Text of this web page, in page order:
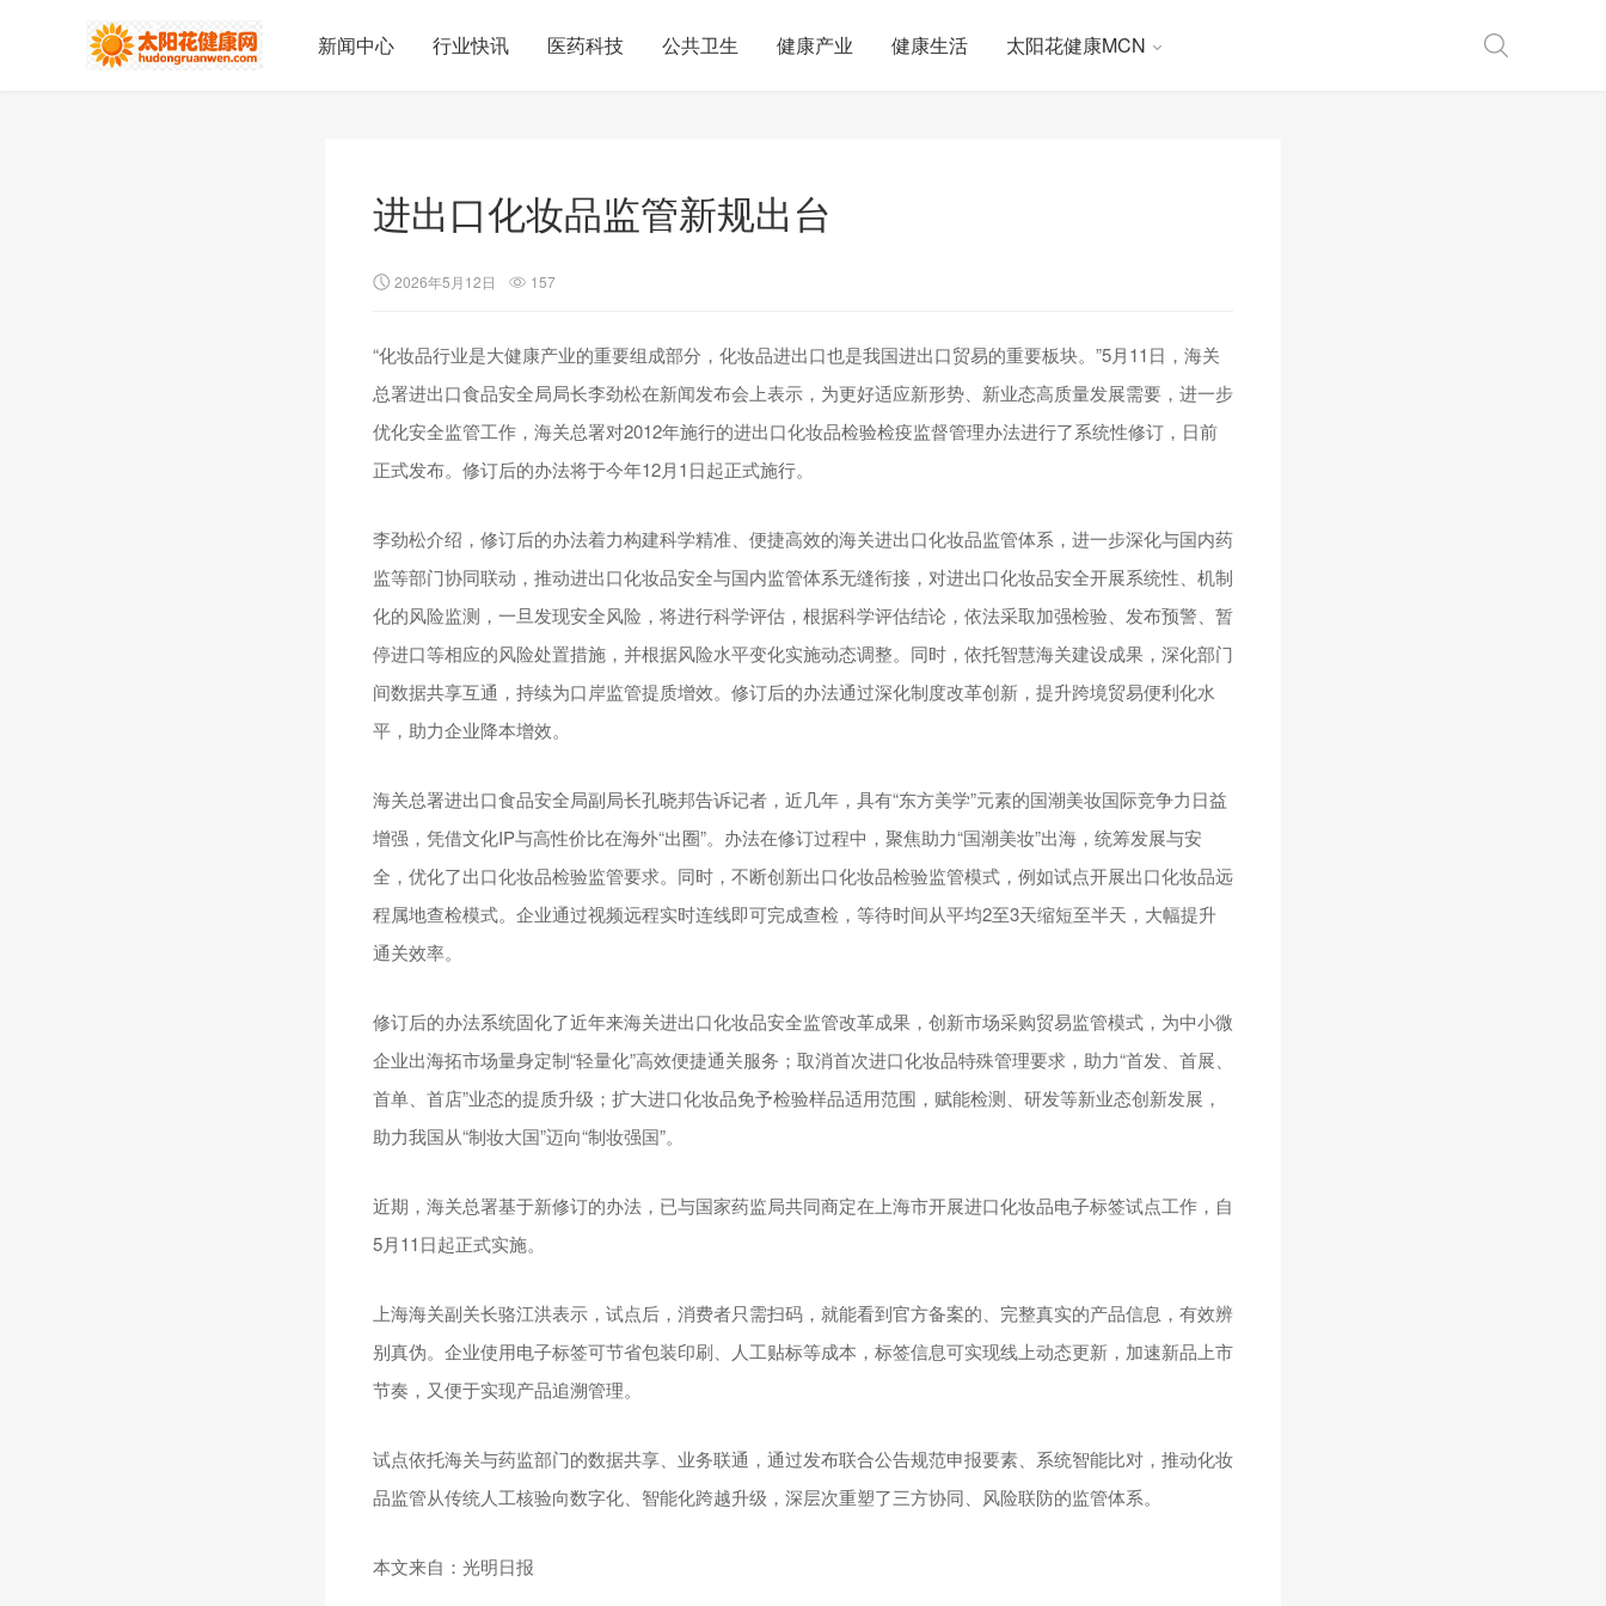
新闻中心 行业快讯 医药科技 公共卫生 健康产业 健康生活 太阳花健康MCN
进出口化妆品监管新规出台
2026年5月12日 157
“化妆品行业是大健康产业的重要组成部分，化妆品进出口也是我国进出口贸易的重要板块。”5月11日，海关
总署进出口食品安全局局长李劲松在新闻发布会上表示，为更好适应新形势、新业态高质量发展需要，进一步
优化安全监管工作，海关总署对2012年施行的进出口化妆品检验检疫监督管理办法进行了系统性修订，日前
正式发布。修订后的办法将于今年12月1日起正式施行。
李劲松介绍，修订后的办法着力构建科学精准、便捷高效的海关进出口化妆品监管体系，进一步深化与国内药
监等部门协同联动，推动进出口化妆品安全与国内监管体系无缝衔接，对进出口化妆品安全开展系统性、机制
化的风险监测，一旦发现安全风险，将进行科学评估，根据科学评估结论，依法采取加强检验、发布预警、暂
停进口等相应的风险处置措施，并根据风险水平变化实施动态调整。同时，依托智慧海关建设成果，深化部门
间数据共享互通，持续为口岸监管提质增效。修订后的办法通过深化制度改革创新，提升跨境贸易便利化水
平，助力企业降本增效。
海关总署进出口食品安全局副局长孔晓邦告诉记者，近几年，具有“东方美学”元素的国潮美妆国际竞争力日益
增强，凭借文化IP与高性价比在海外“出圈”。办法在修订过程中，聚焦助力“国潮美妆”出海，统筹发展与安
全，优化了出口化妆品检验监管要求。同时，不断创新出口化妆品检验监管模式，例如试点开展出口化妆品远
程属地查检模式。企业通过视频远程实时连线即可完成查检，等待时间从平均2至3天缩短至半天，大幅提升
通关效率。
修订后的办法系统固化了近年来海关进出口化妆品安全监管改革成果，创新市场采购贸易监管模式，为中小微
企业出海拓市场量身定制“轻量化”高效便捷通关服务；取消首次进口化妆品特殊管理要求，助力“首发、首展、
首单、首店”业态的提质升级；扩大进口化妆品免予检验样品适用范围，赋能检测、研发等新业态创新发展，
助力我国从“制妆大国”迈向“制妆强国”。
近期，海关总署基于新修订的办法，已与国家药监局共同商定在上海市开展进口化妆品电子标签试点工作，自
5月11日起正式实施。
上海海关副关长骆江洪表示，试点后，消费者只需扫码，就能看到官方备案的、完整真实的产品信息，有效辨
别真伪。企业使用电子标签可节省包装印刷、人工贴标等成本，标签信息可实现线上动态更新，加速新品上市
节奏，又便于实现产品追溯管理。
试点依托海关与药监部门的数据共享、业务联通，通过发布联合公告规范申报要素、系统智能比对，推动化妆
品监管从传统人工核验向数字化、智能化跨越升级，深层次重塑了三方协同、风险联防的监管体系。
本文来自：光明日报